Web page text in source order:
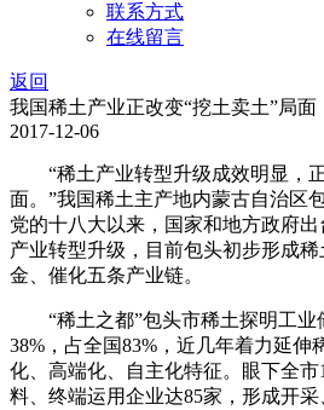
联系方式
在线留言
返回
我国稀土产业正改变“挖土卖土”局面
2017-12-06
“稀土产业转型升级成效明显，
面。”我国稀土主产地内蒙古自治区
党的十八大以来，国家和地方政府
产业转型升级，目前包头初步形成
金、催化五条产业链。
“稀土之都”包头市稀土探明工业
38%，占全国83%，近几年着力延伸
化、高端化、自主化特征。眼下全
料、终端运用企业达85家，形成开采